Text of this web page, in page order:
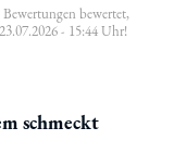
Bewertungen bewertet,
- 15:44 Uhr!
schmeckt